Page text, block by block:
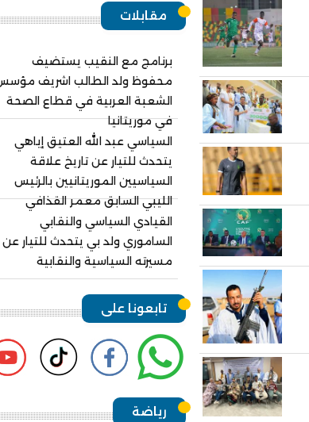
مقابلات
برنامج مع النقيب يستضيف
محفوظ ولد الطالب اشريف
الشعبة العربية في قطاع الصحة
في موريتانيا
السياسي عبد الله العتيق إياهي
يتحدث للتيار عن تاريخ علاقة
السياسيين الموريتانيين بالرئيس
الليبي السابق معمر القذافي
القيادي السياسي والنقابي
الساموري ولد بي يتحدث للتيار عن
مسيرته السياسية والنقابية
تابعونا على
رياضة